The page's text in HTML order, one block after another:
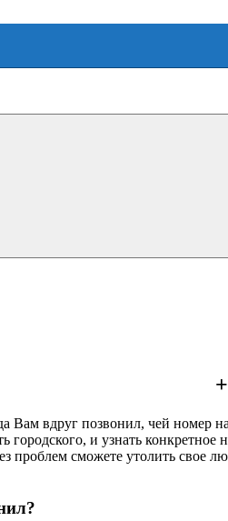
Вам вдруг позвонил, чей номер
городского, и узнать
сможете утолить свое